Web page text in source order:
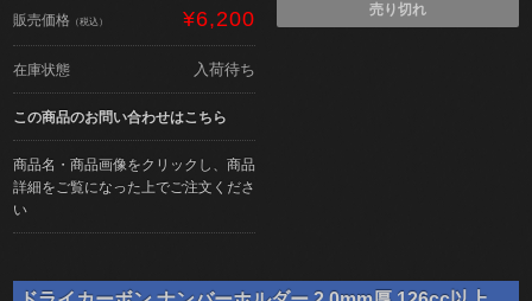
販売価格 （税込） ¥6,200
在庫状態 入荷待ち
この商品のお問い合わせはこちら
商品名・商品画像をクリックし、商品
詳細をご覧になった上でご注文くださ
い
売り切れ